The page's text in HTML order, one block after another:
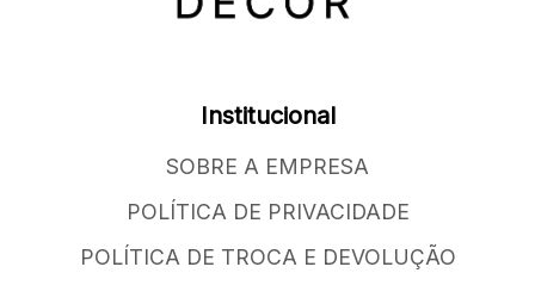
Institucional
SOBRE A EMPRESA
POLÍTICA DE PRIVACIDADE
POLÍTICA DE TROCA E DEVOLUÇÃO